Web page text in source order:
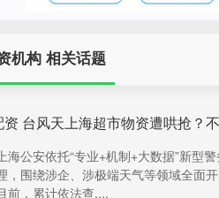
机构 相关话题
海公安依托“专业+机制+大数据”新型
，围绕涉企、涉极端天气等领域全面
前，累计依法查....